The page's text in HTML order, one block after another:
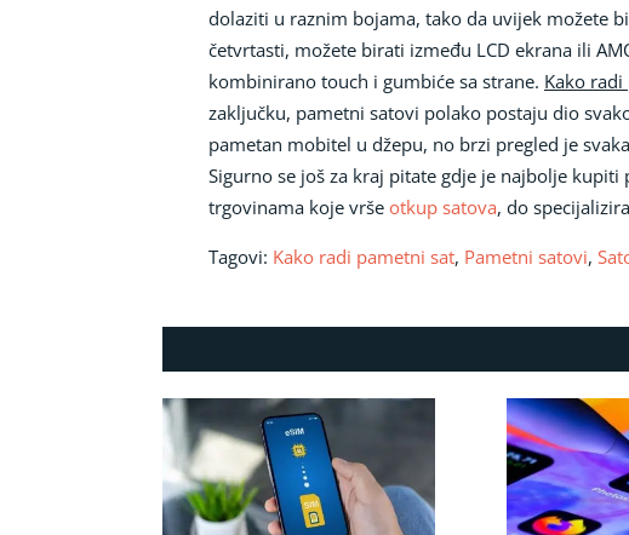
dolaziti u raznim bojama, tako da uvijek možete
četvrtasti, možete birati između LCD ekrana ili
kombinirano touch i gumbiće sa strane. Kako
zaključku, pametni satovi polako postaju dio
pametan mobitel u džepu, no brzi pregled je
Sigurno se još za kraj pitate gdje je najbolje
trgovinama koje vrše otkup satova, do
Tagovi: Kako radi pametni sat, Pametni satovi,